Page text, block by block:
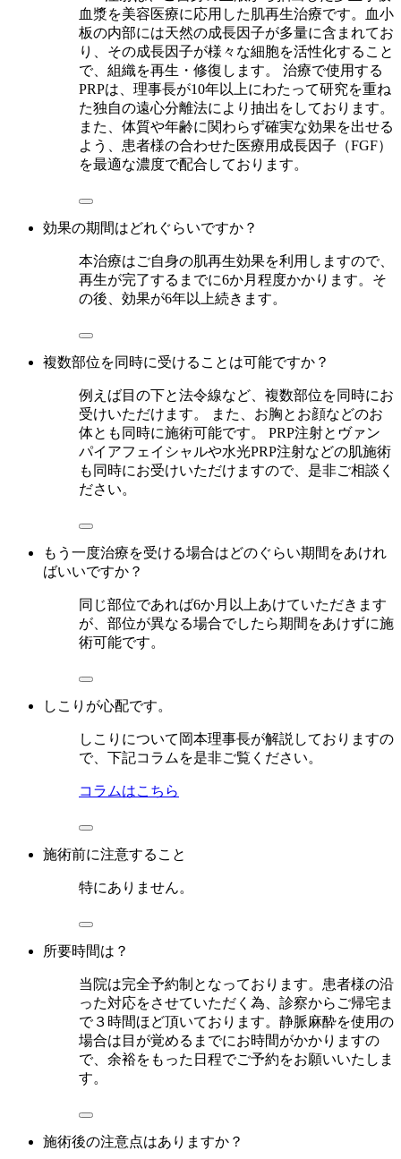
血漿を美容医療に応用した肌再生治療です。血小
板の内部には天然の成長因子が多量に含まれてお
り、その成長因子が様々な細胞を活性化すること
で、組織を再生・修復します。 治療で使用する
PRPは、理事長が10年以上にわたって研究を重ね
た独自の遠心分離法により抽出をしております。
また、体質や年齢に関わらず確実な効果を出せる
よう、患者様の合わせた医療用成長因子（FGF）
を最適な濃度で配合しております。
効果の期間はどれぐらいですか？
本治療はご自身の肌再生効果を利用しますので、
再生が完了するまでに6か月程度かかります。そ
の後、効果が6年以上続きます。
複数部位を同時に受けることは可能ですか？
例えば目の下と法令線など、複数部位を同時にお
受けいただけます。 また、お胸とお顔などのお
体とも同時に施術可能です。 PRP注射とヴァン
パイアフェイシャルや水光PRP注射などの肌施術
も同時にお受けいただけますので、是非ご相談く
ださい。
もう一度治療を受ける場合はどのぐらい期間をあけれ
ばいいですか？
同じ部位であれば6か月以上あけていただきます
が、部位が異なる場合でしたら期間をあけずに施
術可能です。
しこりが心配です。
しこりについて岡本理事長が解説しておりますの
で、下記コラムを是非ご覧ください。
コラムはこちら
施術前に注意すること
特にありません。
所要時間は？
当院は完全予約制となっております。患者様の沿
った対応をさせていただく為、診察からご帰宅ま
で３時間ほど頂いております。静脈麻酔を使用の
場合は目が覚めるまでにお時間がかかりますの
で、余裕をもった日程でご予約をお願いいたしま
す。
施術後の注意点はありますか？